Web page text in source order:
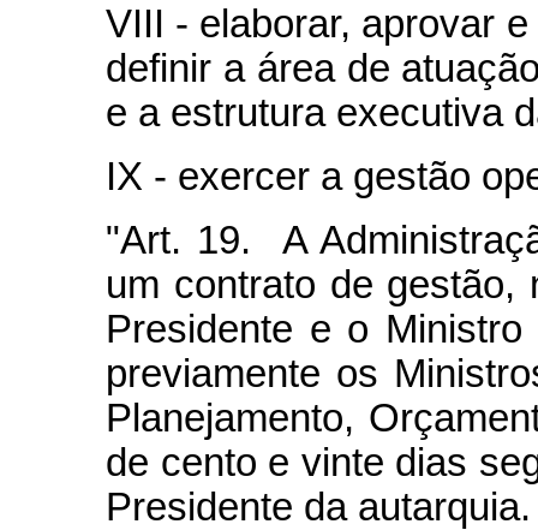
VIII - elaborar, aprovar
definir a área de
e a estrutura executiva
IX - exercer a gestão
"Art. 19. A
um contrato de gestão,
Presidente e o
previamente os
Planejamento,
de cento e vinte dias
Presidente da autarquia.